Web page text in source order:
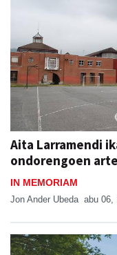
Aita Larramendi
ondorengoen
IN MEMORIAM
Jon Ander Ubeda abu 06,